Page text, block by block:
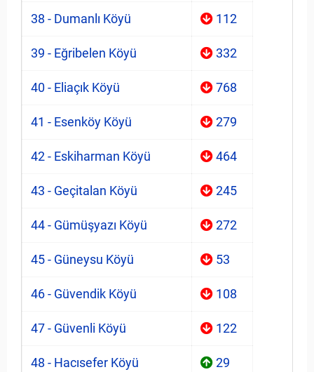
38 - Dumanlı Köyü 112
39 - Eğribelen Köyü 332
40 - Eliaçık Köyü 768
41 - Esenköy Köyü 279
42 - Eskiharman Köyü 464
43 - Geçitalan Köyü 245
44 - Gümüşyazı Köyü 272
45 - Güneysu Köyü 53
46 - Güvendik Köyü 108
47 - Güvenli Köyü 122
48 - Hacısefer Köyü 29